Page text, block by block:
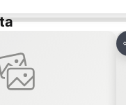
favoris